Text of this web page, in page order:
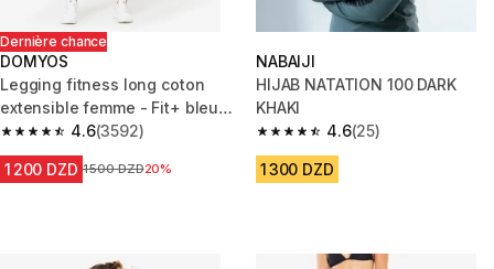
Dernière chance
DOMYOS
Legging fitness long coton
extensible femme - Fit+ bleu
marine
4.6
4.6 out of 5 stars from 3592 reviews
(3592)
1 200 DZD Prix avant la réduction
1 500 DZD20%
NABAIJI
HIJAB NATATION 100 DARK
KHAKI
4.6
4.6 out of 5 stars from 25
(25)
1 300 DZD